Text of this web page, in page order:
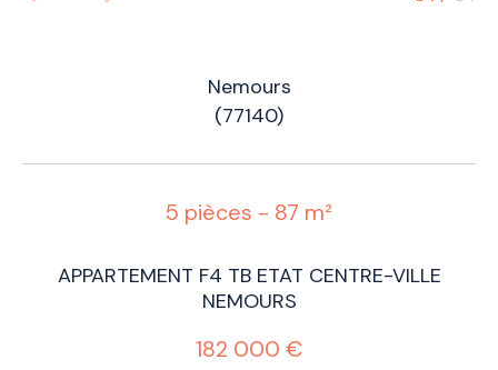
Nemours
(77140)
5 pièces - 87 m²
APPARTEMENT F4 TB ETAT CENTRE-VILLE
NEMOURS
182 000 €